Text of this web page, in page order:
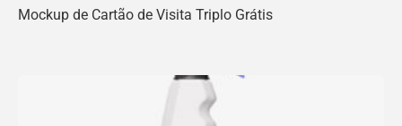
Mockup de Cartão de Visita Triplo Grátis